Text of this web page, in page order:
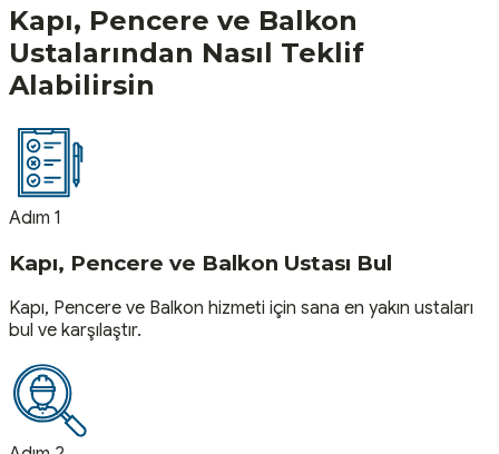
Kapı, Pencere ve Balkon
Ustalarından Nasıl Teklif
Alabilirsin
Adım 1
Kapı, Pencere ve Balkon Ustası Bul
Kapı, Pencere ve Balkon hizmeti için sana en yakın ustaları
bul ve karşılaştır.